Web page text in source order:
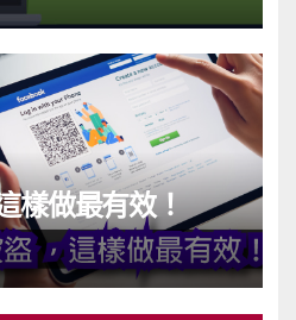
樣做最有效！